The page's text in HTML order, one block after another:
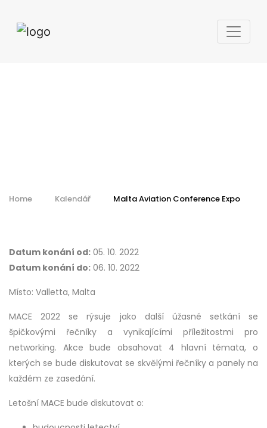
Home Kalendář Malta Aviation Conference Expo
Datum konání od: 05. 10. 2022
Datum konání do: 06. 10. 2022
Místo: Valletta, Malta
MACE 2022 se rýsuje jako další úžasné setkání se
špičkovými řečníky a vynikajícími příležitostmi pro
networking. Akce bude obsahovat 4 hlavní témata, o
kterých se bude diskutovat se skvělými řečníky a panely na
každém ze zasedání.
Letošní MACE bude diskutovat o: